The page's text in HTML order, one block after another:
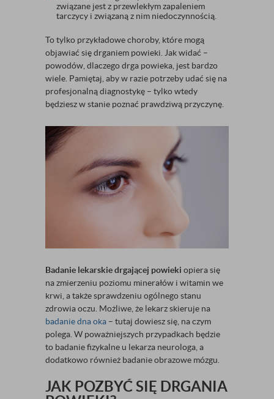
związane jest z przewlekłym zapaleniem
tarczycy i związaną z nim niedoczynnością.
To tylko przykładowe choroby, które mogą
objawiać się drganiem powieki. Jak widać –
powodów, dlaczego drga powieka, jest bardzo
wiele. Pamiętaj, aby w razie potrzeby udać się na
profesjonalną diagnostykę – tylko wtedy
będziesz w stanie poznać prawdziwą przyczynę.
Badanie lekarskie drgającej powieki opiera się
na zmierzeniu poziomu minerałów i witamin we
krwi, a także sprawdzeniu ogólnego stanu
zdrowia oczu. Możliwe, że lekarz skieruje na
badanie dna oka – tutaj dowiesz się, na czym
polega. W poważniejszych przypadkach będzie
to badanie fizykalne u lekarza neurologa, a
dodatkowo również badanie obrazowe mózgu.
JAK POZBYĆ SIĘ DRGANIA